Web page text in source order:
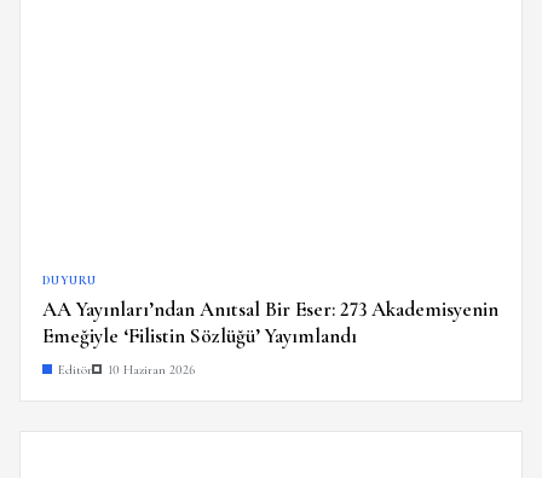
DUYURU
AA Yayınları’ndan Anıtsal Bir Eser: 273 Akademisyenin
Emeğiyle ‘Filistin Sözlüğü’ Yayımlandı
Editör 10 Haziran 2026